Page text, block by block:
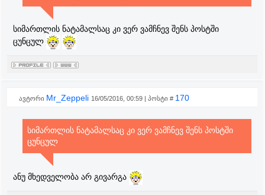
სიმართლის ნატამალსაც კი ვერ ვამჩნევ შენს პოსტში
ცუნცულ
ავტორი Mr_Zeppeli 16/05/2016, 00:59 | პოსტი # 170
სიმართლის ნატამალსაც კი ვერ ვამჩნევ შენს პოსტში
ცუნცულ
ანუ მხედველობა არ გივარგა